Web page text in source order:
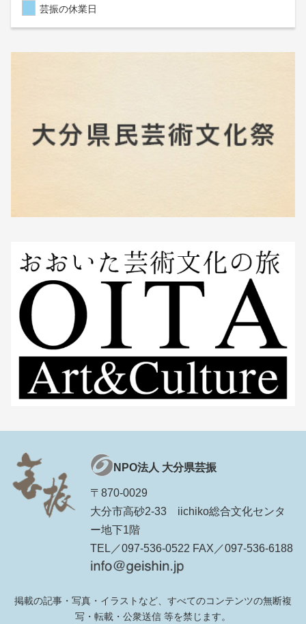
芸振の休業日
NPO法人 大分県芸振
〒870-0029
大分市高砂2-33 iichiko総合文化センタ
ー地下1階
TEL／097-536-0522 FAX／097-536-6188
掲載の記事・写真・イラストなど、すべてのコンテンツの無断複
写・転載・公衆送信 等を禁じます。